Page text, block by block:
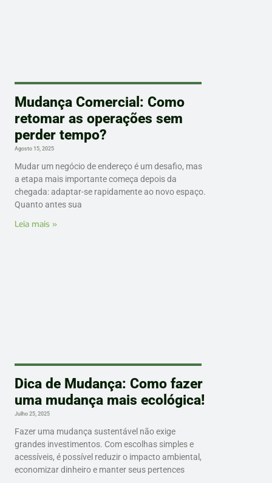
Mudança Comercial: Como
retomar as operações sem
perder tempo?
Agosto 15, 2025
Mudar um negócio de endereço é um desafio, mas
a etapa mais importante começa depois da
chegada: adaptar-se rapidamente ao novo espaço.
Quanto antes sua
Leia mais »
Dica de Mudança: Como fazer
uma mudança mais ecológica!
Julho 25, 2025
Fazer uma mudança sustentável não exige
grandes investimentos. Com escolhas simples e
acessíveis, é possível reduzir o impacto ambiental,
economizar dinheiro e manter seus pertences